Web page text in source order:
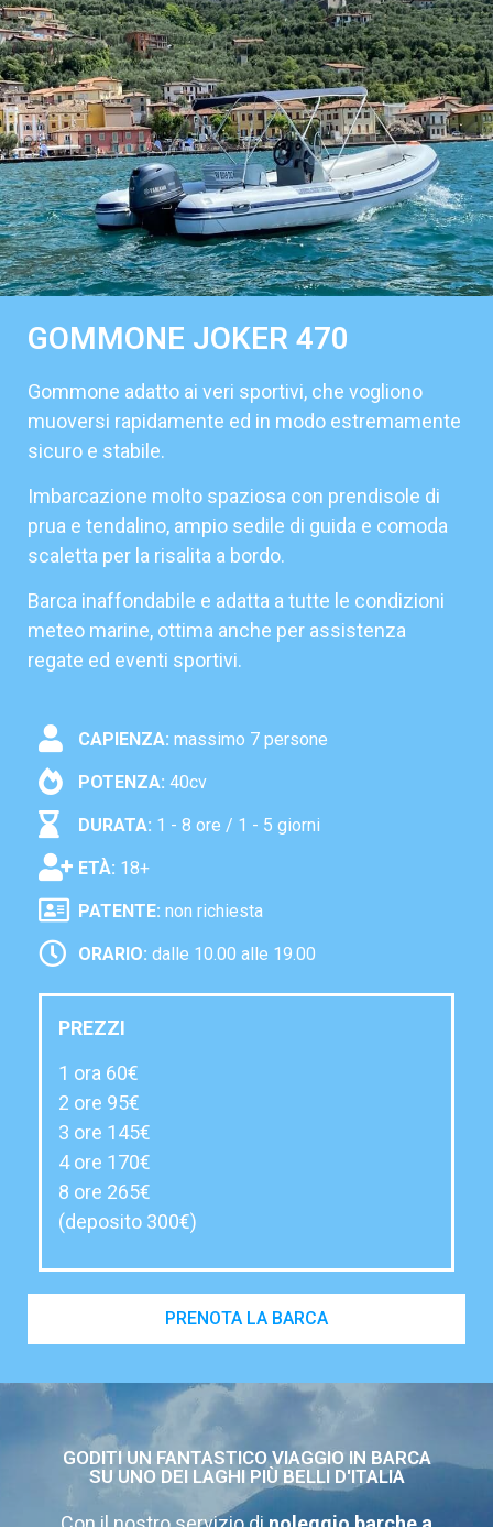
GOMMONE JOKER 470
Gommone adatto ai veri sportivi, che vogliono
muoversi rapidamente ed in modo estremamente
sicuro e stabile.
Imbarcazione molto spaziosa con prendisole di
prua e tendalino, ampio sedile di guida e comoda
scaletta per la risalita a bordo.
Barca inaffondabile e adatta a tutte le condizioni
meteo marine, ottima anche per assistenza
regate ed eventi sportivi.
CAPIENZA: massimo 7 persone
POTENZA: 40cv
DURATA: 1 - 8 ore / 1 - 5 giorni
ETÀ: 18+
PATENTE: non richiesta
ORARIO: dalle 10.00 alle 19.00
PREZZI
1 ora 60€
2 ore 95€
3 ore 145€
4 ore 170€
8 ore 265€
(deposito 300€)
PRENOTA LA BARCA
GODITI UN FANTASTICO VIAGGIO IN BARCA
SU UNO DEI LAGHI PIÙ BELLI D'ITALIA